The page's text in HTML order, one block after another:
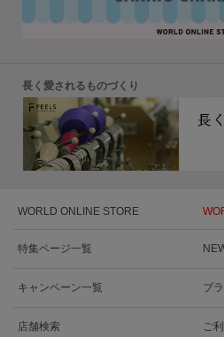
長く愛されるものづくり
WORLD ONLINE STORE
特集ページ一覧
キャンペーン一覧 ブ
店舗検索 ご